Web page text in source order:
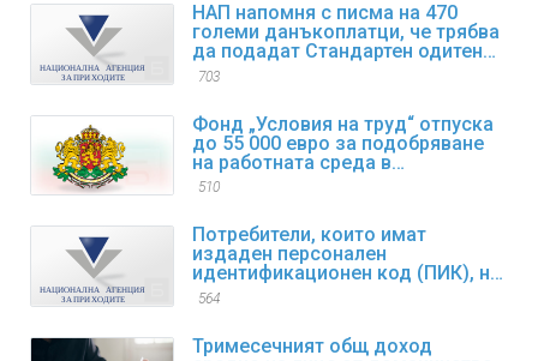
НАП напомня с писма на 470
големи данъкоплатци, че трябва
да подадат Стандартен одитен
файл за данъчни цели SAF-T за
703
Фонд „Условия на труд“ отпуска
до 55 000 евро за подобряване
на работната среда в
предприятията
510
Потребители, които имат
издаден персонален
идентификационен код (ПИК), но
са забравили/изгубили същия,
564
Тримесечният общ доход